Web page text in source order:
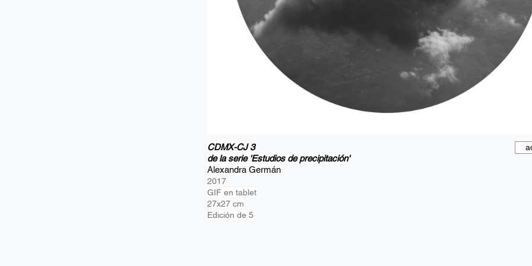
CDMX-CJ 3
de la serie 'Estudios de precipitación'
Alexandra Germán
2017
GIF en tablet
27x27 cm
Edición de 5